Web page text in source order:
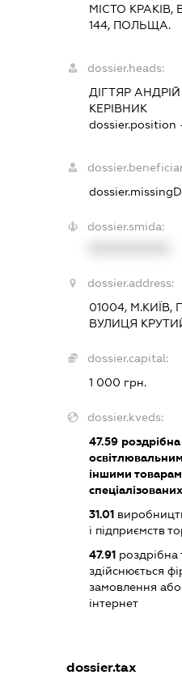
МІСТО
144, ПОЛЬЩА.
dossier.heads:
ДІГТЯР
КЕРІВНИК
dossier.position
dossier.smida:
dossier.address:
01004, М.КИЇВ,
ВУЛИЦЯ
dossier.capital:
1 000 грн.
dossier.kveds:
47.59роздрібна
іншими
31.01
і підприємств
47.91роздрібна
здійснюється
замовлення
інтернет
dossier.tax